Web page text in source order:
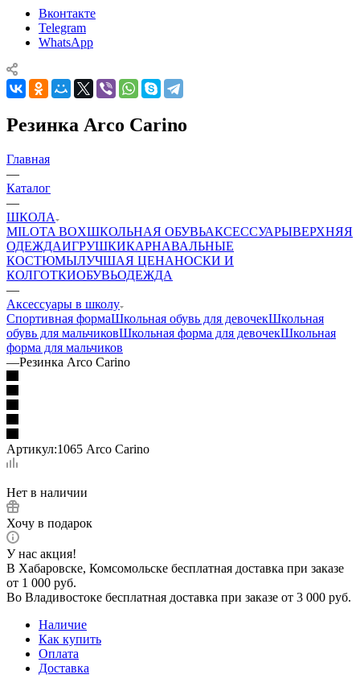
Вконтакте
Telegram
WhatsApp
Резинка Arco Carino
Главная
—
Каталог
—
ШКОЛА
MILOTA BOXШКОЛЬНАЯ ОБУВЬАКСЕССУАРЫВЕРХНЯЯ
ОДЕЖДАИГРУШКИКАРНАВАЛЬНЫЕ
КОСТЮМЫЛУЧШАЯ ЦЕНАНОСКИ И
КОЛГОТКИОБУВЬОДЕЖДА
—
Аксессуары в школу
Спортивная формаШкольная обувь для девочекШкольная
обувь для мальчиковШкольная форма для девочекШкольная
форма для мальчиков
—Резинка Arco Carino
Артикул:1065 Arco Carino
Нет в наличии
Хочу в подарок
У нас акция!
В Хабаровске, Комсомольске бесплатная доставка при заказе
от 1 000 руб.
Во Владивостоке бесплатная доставка при заказе от 3 000 руб.
Наличие
Как купить
Оплата
Доставка